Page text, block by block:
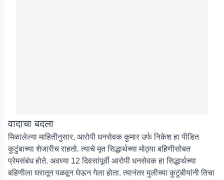
वादाचा बदला
मिळालेल्या माहितीनुसार, आरोपी धनसेवक कुमार उर्फ निकेश हा पीडित
कुटुंबाच्या शेजारीच राहतो. त्याचे मृत सिद्धार्थच्या मोठ्या बहिणीसोबत
प्रेमसंबंध होते. अवघ्या 12 दिवसांपूर्वी आरोपी धनसेवक हा सिद्धार्थच्या
बहिणीला घरातून पळवून घेऊन गेला होता. त्यानंतर मुलीच्या कुटुंबीयांनी तिचा